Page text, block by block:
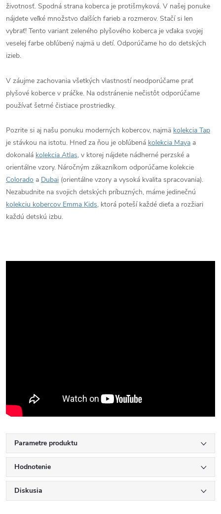
životnosť. Spodná strana koberca je protišmyková. V našej ponuke
nájdete veľké množstvo ďalších farieb a rozmerov. Stačí si len
vybrať! Tento variant zeleného plyšového koberca je vďaka svojej
veselej farbe obľúbený najmä u detí. Odporúčame ho do detských
izieb.
V záujme zachovania všetkých vlastností neodporúčame prať
plyšové koberce v práčke. Na odstránenie nečistôt odporúčame
používať šetrné čistiace prostriedky.
Pozrite si aj našu ponuku moderných kobercov, najmä kolekcia Tap
je stávkou na istotu. Hneď za ňou je obľúbená kolekcia Maya a
dokonalá kolekcia Atlas, v ktorej nájdete nádherné perzské a
orientálne vzory. Náročným zákazníkom odporúčame kolekcie
Colorado a Dubai (orientálne vzory a vysoká kvalita spracovania).
Nezabudnite na svojich detských príbuzných, máme jedinečnú
kolekciu kobercov Emma Kids, ktorá poteší každé dieťa a rozžiari
každú detskú izbu.
Parametre produktu
Hodnotenie
Diskusia